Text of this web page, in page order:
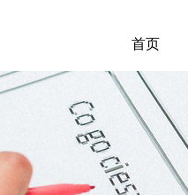
首页